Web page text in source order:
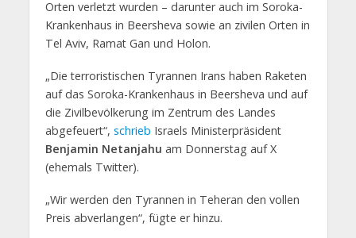
Orten verletzt wurden – darunter auch im Soroka-
Krankenhaus in Beersheva sowie an zivilen Orten in
Tel Aviv, Ramat Gan und Holon.
„Die terroristischen Tyrannen Irans haben Raketen
auf das Soroka-Krankenhaus in Beersheva und auf
die Zivilbevölkerung im Zentrum des Landes
abgefeuert“, schrieb Israels Ministerpräsident
Benjamin Netanjahu am Donnerstag auf X
(ehemals Twitter).
„Wir werden den Tyrannen in Teheran den vollen
Preis abverlangen“, fügte er hinzu.